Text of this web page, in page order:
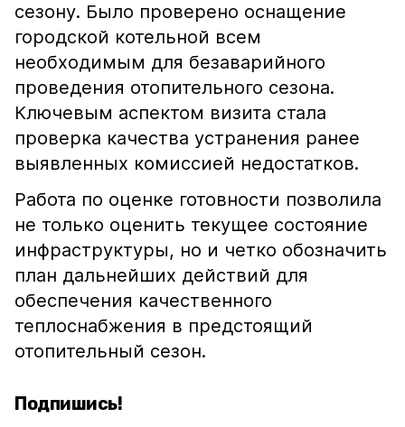
сезону. Было проверено оснащение
городской котельной всем
необходимым для безаварийного
проведения отопительного сезона.
Ключевым аспектом визита стала
проверка качества устранения ранее
выявленных комиссией недостатков.
Работа по оценке готовности позволила
не только оценить текущее состояние
инфраструктуры, но и четко обозначить
план дальнейших действий для
обеспечения качественного
теплоснабжения в предстоящий
отопительный сезон.
Подпишись!